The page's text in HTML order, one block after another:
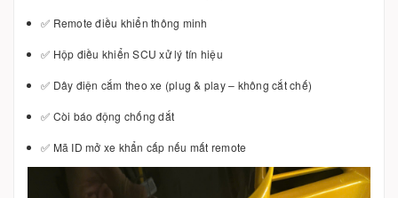
✅ Remote điều khiển thông minh
✅ Hộp điều khiển SCU xử lý tín hiệu
✅ Dây điện cắm theo xe (plug & play – không cắt chế)
✅ Còi báo động chống dắt
✅ Mã ID mở xe khẩn cấp nếu mất remote